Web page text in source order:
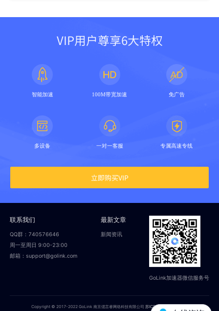
VIP用户尊享6大特权
智能加速 100M带宽加速 免广告
多设备 一对一客服 专属高速专线
立即购买VIP
联系我们
QQ群：740576646
周一至周日 9:00-23:00
邮箱：support@golink.com
最新文章
新闻资讯
GoLink加速器微信服务号
Copyright © 2017-2022 GoLink 南京偲言睿网络科技有限公司苏ICP备18014251号-2